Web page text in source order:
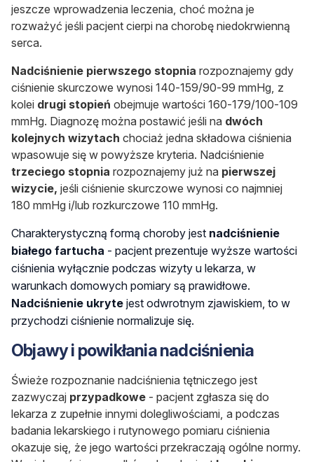
jeszcze wprowadzenia leczenia, choć można je
rozważyć jeśli pacjent cierpi na chorobę niedokrwienną
serca.
Nadciśnienie pierwszego stopnia rozpoznajemy gdy
ciśnienie skurczowe wynosi 140-159/90-99 mmHg, z
kolei drugi stopień obejmuje wartości 160-179/100-109
mmHg. Diagnozę można postawić jeśli na dwóch
kolejnych wizytach chociaż jedna składowa ciśnienia
wpasowuje się w powyższe kryteria. Nadciśnienie
trzeciego stopnia rozpoznajemy już na pierwszej
wizycie, jeśli ciśnienie skurczowe wynosi co najmniej
180 mmHg i/lub rozkurczowe 110 mmHg.
Charakterystyczną formą choroby jest nadciśnienie
białego fartucha - pacjent prezentuje wyższe wartości
ciśnienia wyłącznie podczas wizyty u lekarza, w
warunkach domowych pomiary są prawidłowe.
Nadciśnienie ukryte jest odwrotnym zjawiskiem, to w
przychodzi ciśnienie normalizuje się.
Objawy i powikłania nadciśnienia
Świeże rozpoznanie nadciśnienia tętniczego jest
zazwyczaj przypadkowe - pacjent zgłasza się do
lekarza z zupełnie innymi dolegliwościami, a podczas
badania lekarskiego i rutynowego pomiaru ciśnienia
okazuje się, że jego wartości przekraczają ogólne normy.